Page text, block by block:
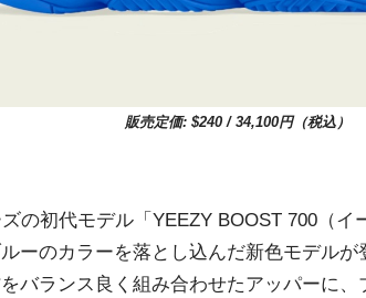
販売定価: $240 / 34,100円（税込）
の初代モデル「YEEZY BOOST 700（
ーのカラーを落とし込んだ新色モデル
バランス良く組み合わせたアッパーに